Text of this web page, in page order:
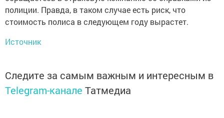
полиции. Правда, в таком случае есть риск, что
стоимость полиса в следующем году вырастет.
Источник
Следите за самым важным и интересным в
Telegram-канале Татмедиа